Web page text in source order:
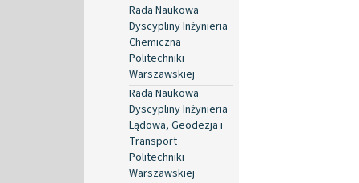
Rada Naukowa
Dyscypliny Inżynieria
Chemiczna
Politechniki
Warszawskiej
Rada Naukowa
Dyscypliny Inżynieria
Lądowa, Geodezja i
Transport
Politechniki
Warszawskiej